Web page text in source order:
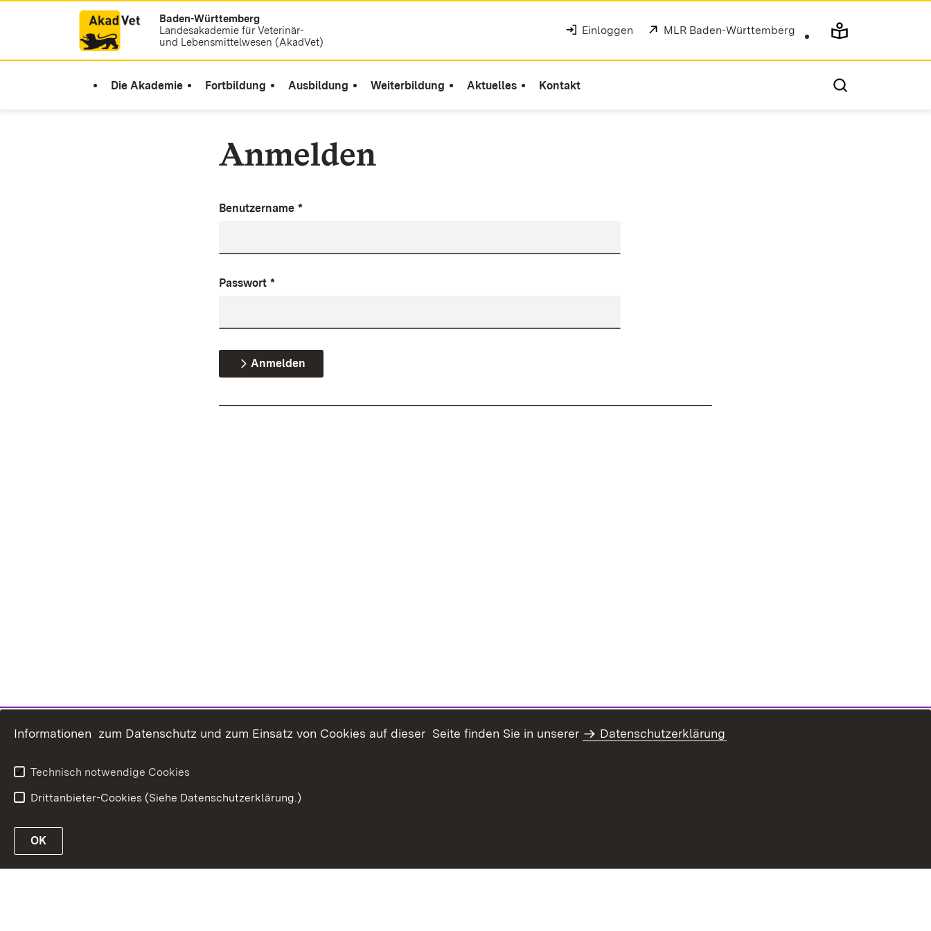
Zum Inhalt springen
Baden-Württemberg
Landesakademie für Veterinär-
und Lebensmittelwesen (AkadVet)
Einloggen Extern:
MLR Baden-Württemberg (Öffnet in neuem Fenster)
Die Akademie Fortbildung Ausbildung Weiterbildung Aktuelles Kontakt
Anmelden
Benutzername *
Passwort *
Anmelden
Informationen zum Datenschutz und zum Einsatz von Cookies auf dieser Seite finden Sie in unserer Datenschutzerklärung
Technisch notwendige Cookies
Drittanbieter-Cookies (Siehe Datenschutzerklärung.)
OK